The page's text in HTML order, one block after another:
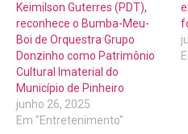
Keimilson Guterres (PDT),
reconhece o Bumba-Meu-
Boi de Orquestra Grupo
Donzinho como Patrimônio
Cultural Imaterial do
Município de Pinheiro
junho 26, 2025
Em "Entretenimento"